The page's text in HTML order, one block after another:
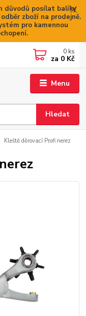
důvodů posílat balíky
zboží na prodejně.
pro kamennou
Menu
Hledat
0 ks
za 0 Kč
Kleště děrovací Profi nerez